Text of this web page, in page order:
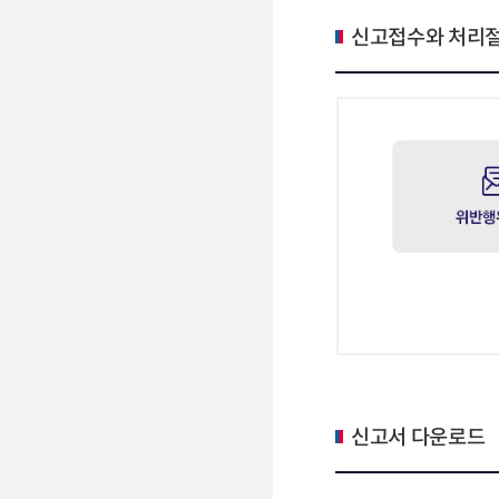
신고접수와 처리
신고서 다운로드